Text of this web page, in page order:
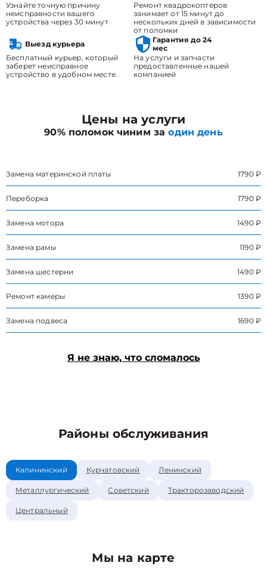
Узнайте точную причину
неисправности вашего
устройства через 30 минут
Ремонт квадрокоптеров
занимает от 15 минут до
нескольких дней в зависимости
от поломки
Выезд курьера
Бесплатный курьер, который
заберет неисправное
устройство в удобном месте.
Гарантия до 24
мес
На услуги и запчасти
предоставленные нашей
компанией
Цены на услуги
90% поломок чиним заодин день
Замена материнской платы 1790 ₽
Переборка 1790 ₽
Замена мотора 1490 ₽
Замена рамы 1190 ₽
Замена шестерни 1490 ₽
Ремонт камеры 1390 ₽
Замена подвеса 1690 ₽
Я не знаю, что сломалось
Районы обслуживания
Калининский Курчатовский Ленинский
Металлургический Советский Тракторозаводский
Центральный
Мы на карте